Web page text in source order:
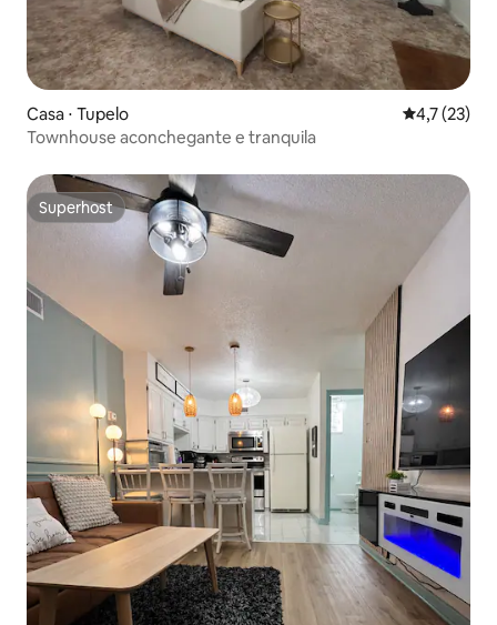
Casa ⋅ Tupelo 4,7 de uma
4,7 (23)
Townhouse aconchegante e tranquila
Superhost
Superhost